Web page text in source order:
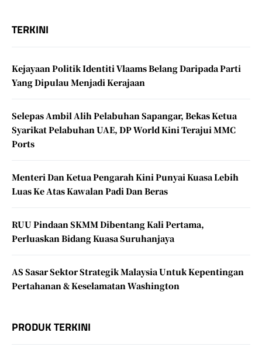
TERKINI
Kejayaan Politik Identiti Vlaams Belang Daripada Parti
Yang Dipulau Menjadi Kerajaan
Selepas Ambil Alih Pelabuhan Sapangar, Bekas Ketua
Syarikat Pelabuhan UAE, DP World Kini Terajui MMC
Ports
Menteri Dan Ketua Pengarah Kini Punyai Kuasa Lebih
Luas Ke Atas Kawalan Padi Dan Beras
RUU Pindaan SKMM Dibentang Kali Pertama,
Perluaskan Bidang Kuasa Suruhanjaya
AS Sasar Sektor Strategik Malaysia Untuk Kepentingan
Pertahanan & Keselamatan Washington
PRODUK TERKINI